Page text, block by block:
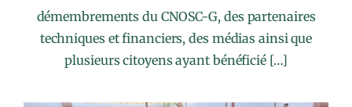
démembrements du CNOSC-G, des partenaires
techniques et financiers, des médias ainsi que
plusieurs citoyens ayant bénéficié […]